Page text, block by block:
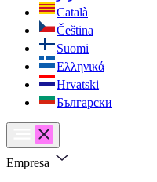
Català
Čeština
Suomi
Ελληνικά
Hrvatski
Български
Empresa